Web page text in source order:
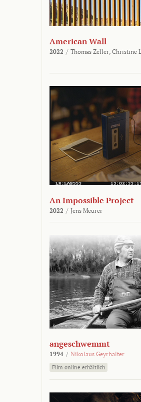
American Wall
2022 / Thomas Zeller, Christine
An Impossible Project
2022 / Jens Meurer
angeschwemmt
1994 / Nikolaus Geyrhalter
Film online erhältlich